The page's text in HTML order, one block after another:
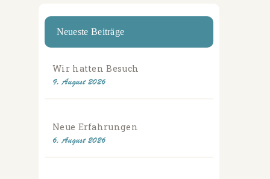
Neueste Beiträge
Wir hatten Besuch
9. August 2026
Neue Erfahrungen
6. August 2026